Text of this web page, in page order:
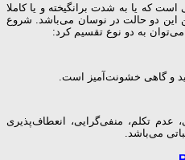
است که یا به شدت برانگیخته و یا کاملا
دو حالت در نوسان می‌باشد. شروع
می‌توان به دو نوع تقسیم کرد:
و گاهی خشونت‌آمیز است.
عدم تکلم، منفی‌گرایی، انعطاف‌پذیری
می‌باشد.